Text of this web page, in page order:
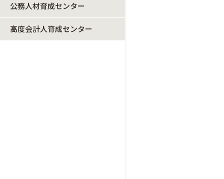
公務人材育成センター
高度会計人育成センター